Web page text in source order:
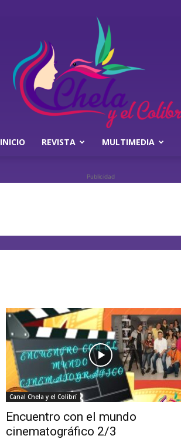
el
Colibrí
INICIO REVISTA MULTIMEDIA
Publicidad
Canal Chela y el Colibrí
Encuentro con el mundo
cinematográfico 2/3